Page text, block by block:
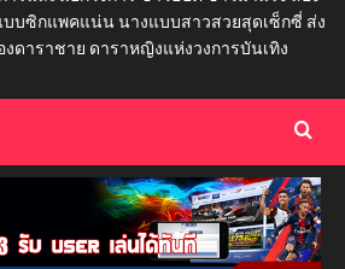
บซิกแพคแน่น นางแบบสาวสวยสุดเซ็กซี่ ส่ง
งดาราชาย ดาราหญิงแห่งวงการบันเทิง